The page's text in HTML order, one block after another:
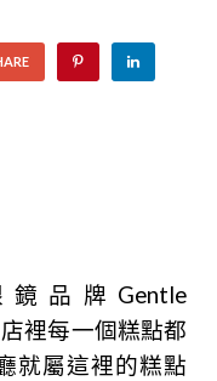
鏡品牌Gentle
裡每一個糕點都
就屬這裡的糕點